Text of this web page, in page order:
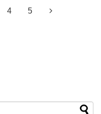
4 5